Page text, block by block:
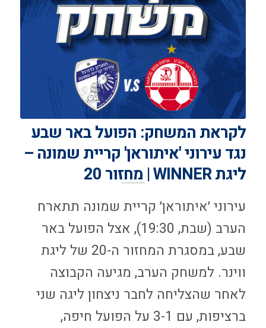
לקראת המשחק: הפועל באר שבע
נגד עירוני 'איתוראן' קריית שמונה –
ליגת WINNER | מחזור 20
עירוני ׳איתוראן׳ קריית שמונה תתארח
הערב (שבת, 19:30), אצל הפועל באר
שבע, במסגרת המחזור ה-20 של ליגת
ווינר. למשחק הערב, מגיעה הקבוצה
לאחר שהצליחה לחבר ניצחון ליגה שני
ברציפות, עם 3-1 על הפועל חיפה,